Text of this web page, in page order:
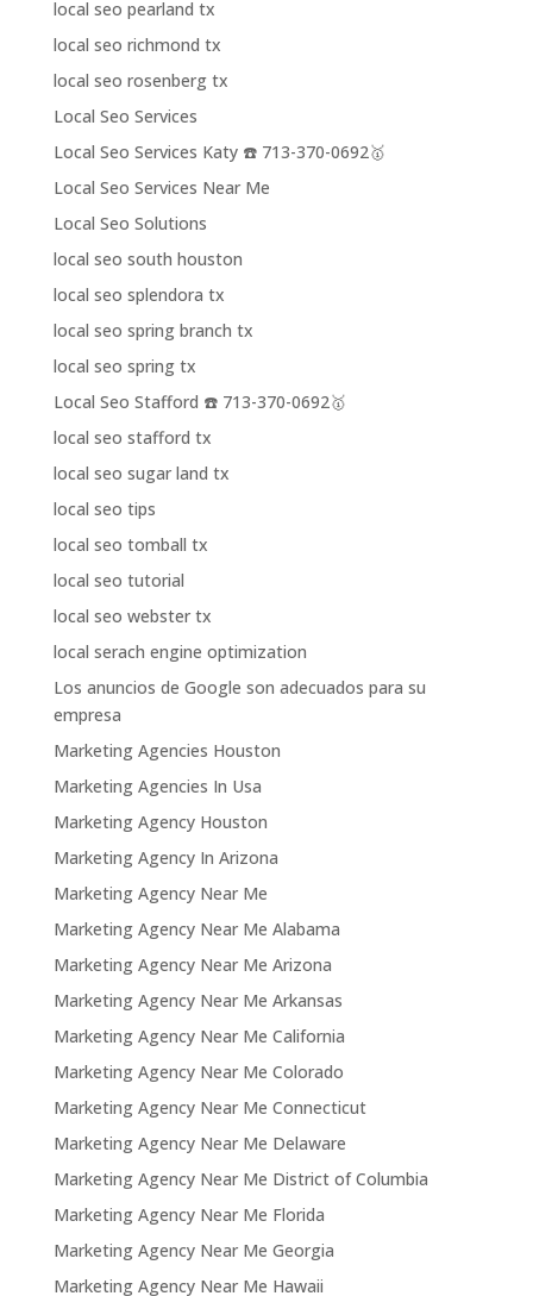
local seo pearland tx
local seo richmond tx
local seo rosenberg tx
Local Seo Services
Local Seo Services Katy ☎️ 713-370-0692🥇
Local Seo Services Near Me
Local Seo Solutions
local seo south houston
local seo splendora tx
local seo spring branch tx
local seo spring tx
Local Seo Stafford ☎️ 713-370-0692🥇
local seo stafford tx
local seo sugar land tx
local seo tips
local seo tomball tx
local seo tutorial
local seo webster tx
local serach engine optimization
Los anuncios de Google son adecuados para su
empresa
Marketing Agencies Houston
Marketing Agencies In Usa
Marketing Agency Houston
Marketing Agency In Arizona
Marketing Agency Near Me
Marketing Agency Near Me Alabama
Marketing Agency Near Me Arizona
Marketing Agency Near Me Arkansas
Marketing Agency Near Me California
Marketing Agency Near Me Colorado
Marketing Agency Near Me Connecticut
Marketing Agency Near Me Delaware
Marketing Agency Near Me District of Columbia
Marketing Agency Near Me Florida
Marketing Agency Near Me Georgia
Marketing Agency Near Me Hawaii